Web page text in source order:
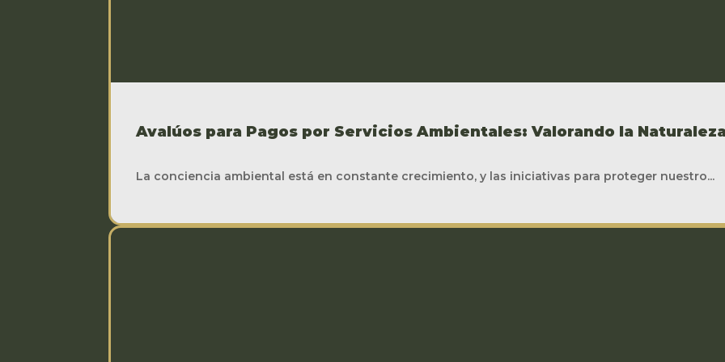
Avalúos para Pagos por Servicios Ambientales: Valorando la
La conciencia ambiental está en constante crecimiento, y las iniciativas para proteger nuestro...